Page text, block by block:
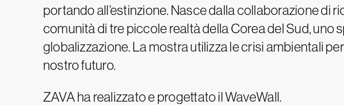
portando all’estinzione. Nasce dalla collaborazione di
comunità di tre piccole realtà della Corea del Sud,
globalizzazione. La mostra utilizza le crisi ambientali
nostro futuro.
ZAVA ha realizzato e progettato il WaveWall.